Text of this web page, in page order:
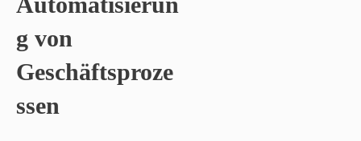
g von
Geschäftsproze
ssen